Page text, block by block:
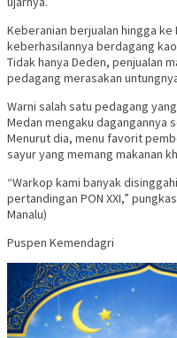
Keberanian berjualan hingga
keberhasilannya berdagang
Tidak hanya Deden, penjualan
pedagang merasakan
Warni salah satu pedagang
Medan mengaku dagangannya
Menurut dia, menu favorit
sayur yang memang makanan
“Warkop kami banyak
pertandingan PON XXI,”
Manalu)
Puspen Kemendagri